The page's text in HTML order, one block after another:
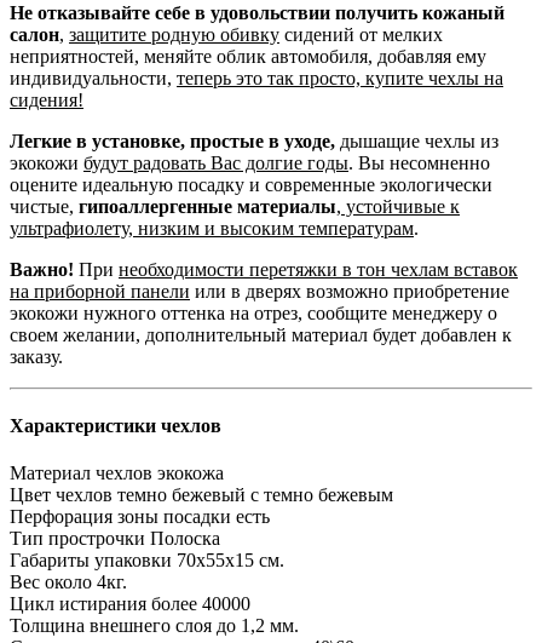
Не отказывайте себе в удовольствии получить кожаный
салон, защитите родную обивку сидений от мелких
неприятностей, меняйте облик автомобиля, добавляя ему
индивидуальности, теперь это так просто, купите чехлы на
сидения!
Легкие в установке, простые в уходе, дышащие чехлы из
экокожи будут радовать Вас долгие годы. Вы несомненно
оцените идеальную посадку и современные экологически
чистые, гипоаллергенные материалы, устойчивые к
ультрафиолету, низким и высоким температурам.
Важно! При необходимости перетяжки в тон чехлам вставок
на приборной панели или в дверях возможно приобретение
экокожи нужного оттенка на отрез, сообщите менеджеру о
своем желании, дополнительный материал будет добавлен к
заказу.
Характеристики чехлов
Материал чехлов экокожа
Цвет чехлов темно бежевый с темно бежевым
Перфорация зоны посадки есть
Тип прострочки Полоска
Габариты упаковки 70х55х15 см.
Вес около 4кг.
Цикл истирания более 40000
Толщина внешнего слоя до 1,2 мм.